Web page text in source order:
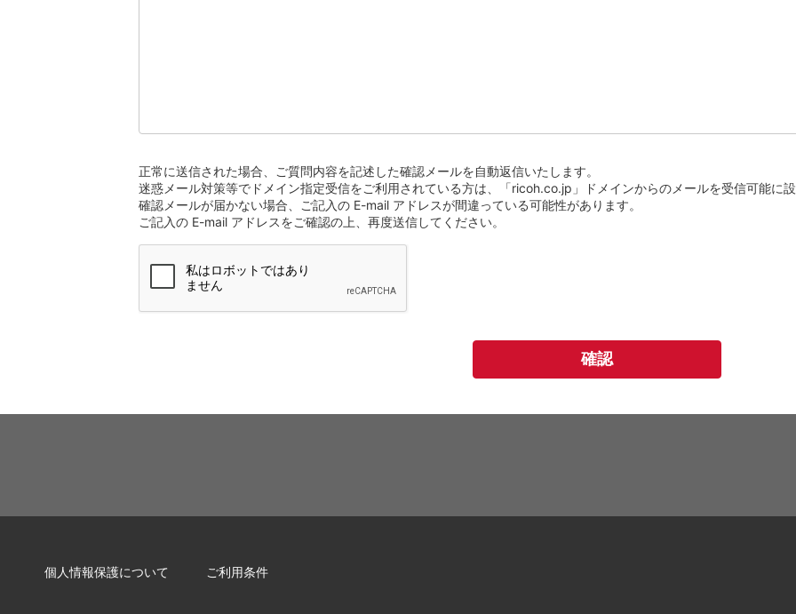
正常に送信された場合、ご質問内容を記述した確認メールを自動返信いたします。
迷惑メール対策等でドメイン指定受信をご利用されている方は、「ricoh.co.jp」ドメインからのメールを受信可能に設
確認メールが届かない場合、ご記入の E-mail アドレスが間違っている可能性があります。
ご記入の E-mail アドレスをご確認の上、再度送信してください。
個人情報保護について ご利用条件